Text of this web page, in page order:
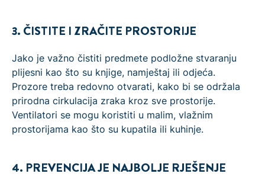
3. ČISTITE I ZRAČITE PROSTORIJE
Jako je važno čistiti predmete podložne stvaranju
plijesni kao što su knjige, namještaj ili odjeća.
Prozore treba redovno otvarati, kako bi se održala
prirodna cirkulacija zraka kroz sve prostorije.
Ventilatori se mogu koristiti u malim, vlažnim
prostorijama kao što su kupatila ili kuhinje.
4. PREVENCIJA JE NAJBOLJE RJEŠENJE